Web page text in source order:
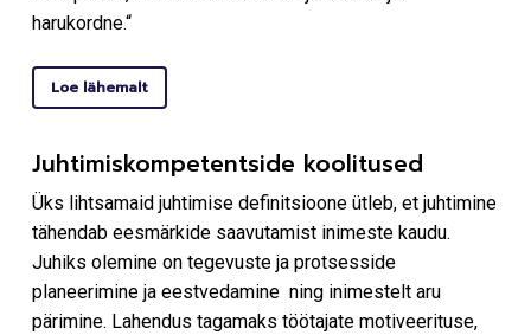
harukordne.“
Loe lähemalt
Juhtimiskompetentside koolitused
Üks lihtsamaid juhtimise definitsioone ütleb, et juhtimine
tähendab eesmärkide saavutamist inimeste kaudu.
Juhiks olemine on tegevuste ja protsesside
planeerimine ja eestvedamine ning inimestelt aru
pärimine. Lahendus tagamaks töötajate motiveerituse,